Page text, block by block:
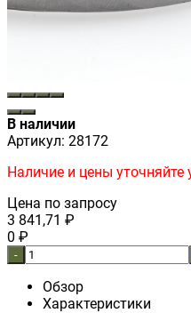
В наличии
Артикул: 28172
Наличие и цены
Цена по запросу
3 841,71 ₽
0 ₽
-
Обзор
Характеристики